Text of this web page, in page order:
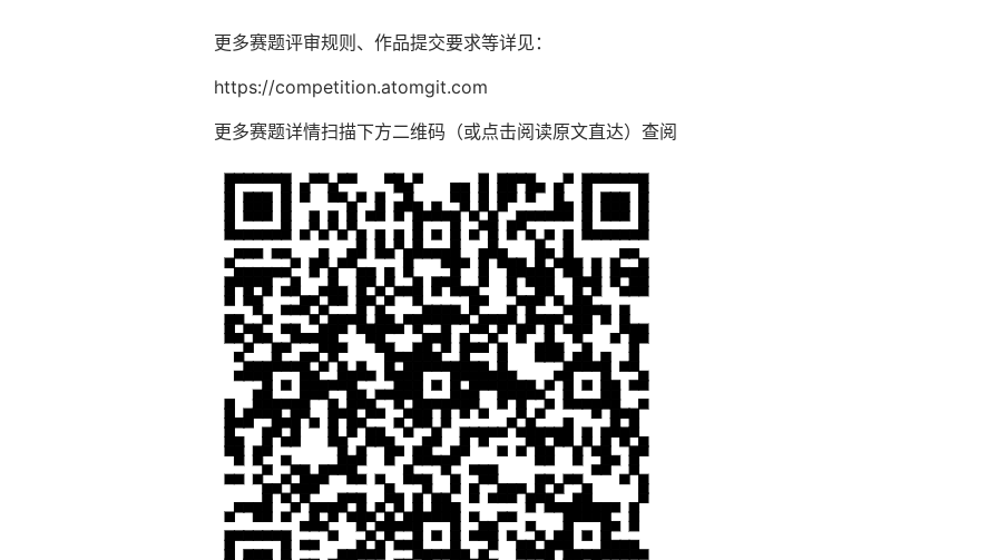
更多赛题评审规则、作品提交要求等详见：
https://competition.atomgit.com
更多赛题详情扫描下方二维码（或点击阅读原文直达）查阅